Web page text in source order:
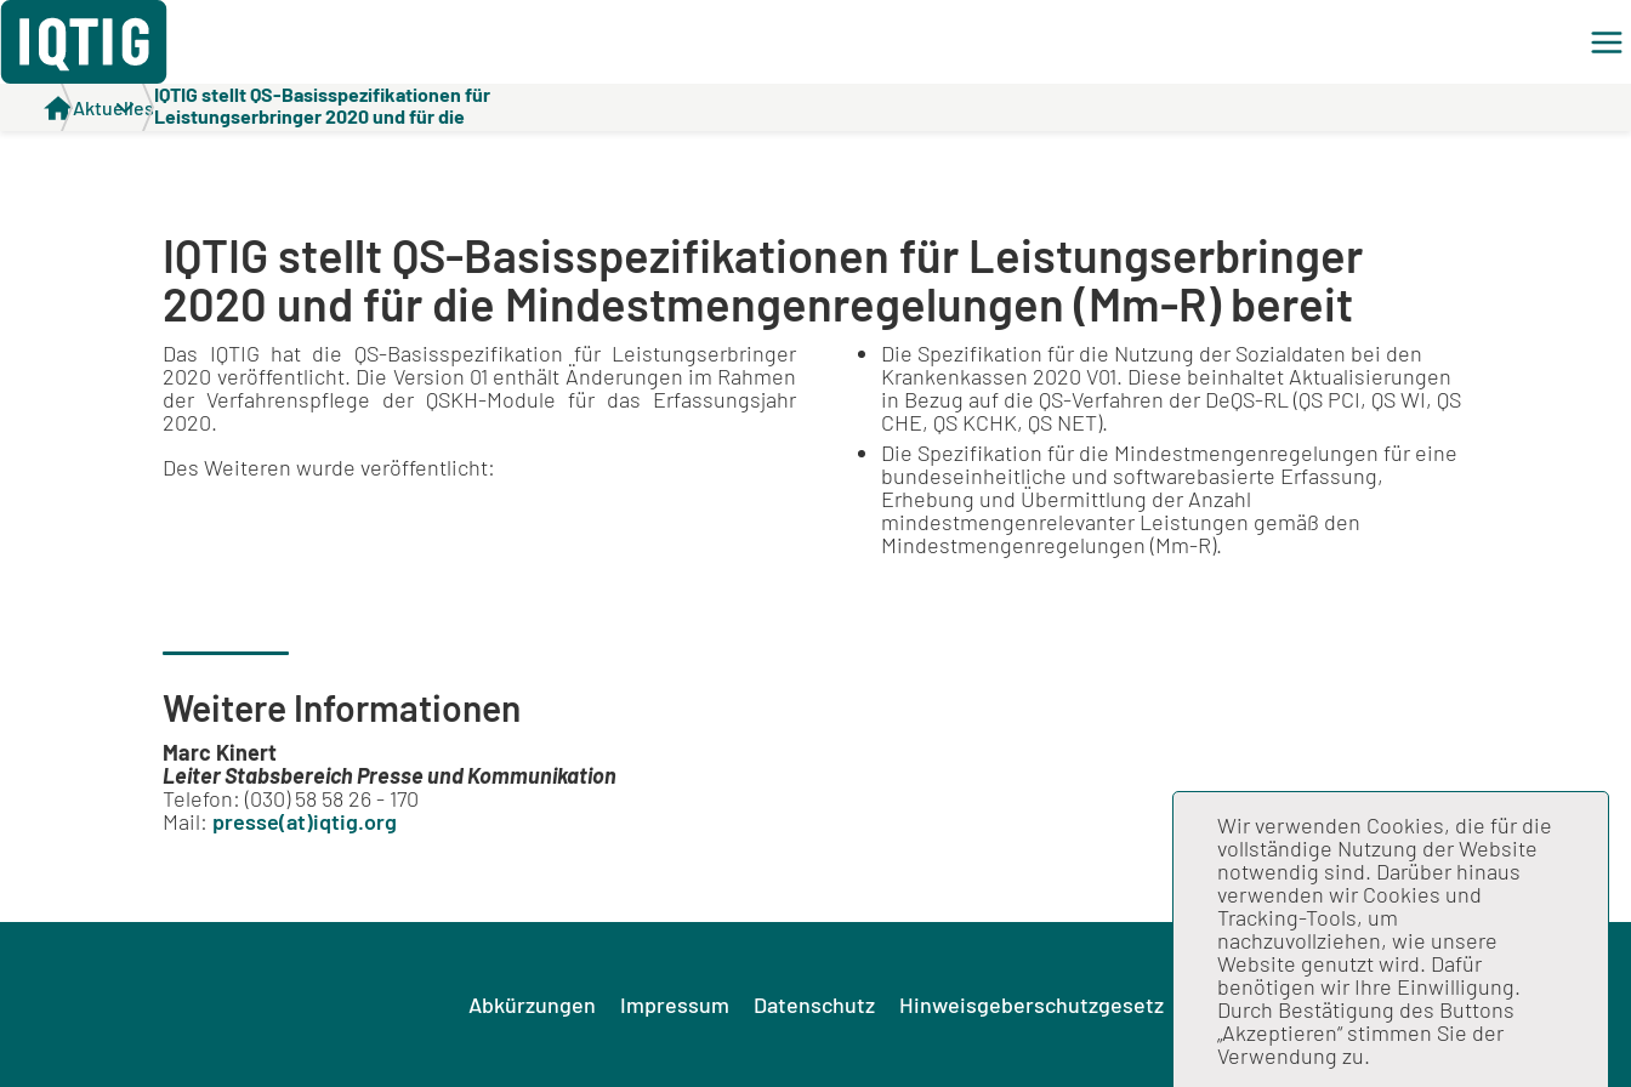
Aktuelles
IQTIG stellt QS-Basisspezifikationen für
Leistungserbringer 2020 und für die
IQTIG stellt QS-Basisspezifikationen für Leistungserbringer
2020 und für die Mindestmengenregelungen (Mm-R) bereit
Das IQTIG hat die QS-Basisspezifikation für Leistungserbringer
2020 veröffentlicht. Die Version 01 enthält Änderungen im Rahmen
der Verfahrenspflege der QSKH-Module für das Erfassungsjahr
2020.
Des Weiteren wurde veröffentlicht:
Die Spezifikation für die Nutzung der Sozialdaten bei den
Krankenkassen 2020 V01. Diese beinhaltet Aktualisierungen
in Bezug auf die QS-Verfahren der DeQS-RL (QS PCI, QS WI, QS
CHE, QS KCHK, QS NET).
Die Spezifikation für die Mindestmengenregelungen für eine
bundeseinheitliche und softwarebasierte Erfassung,
Erhebung und Übermittlung der Anzahl
mindestmengenrelevanter Leistungen gemäß den
Mindestmengenregelungen (Mm-R).
Weitere Informationen
Marc Kinert
Leiter Stabsbereich Presse und Kommunikation
Telefon: (030) 58 58 26 - 170
Mail: presse(at)iqtig.org
Wir verwenden Cookies, die für die
vollständige Nutzung der Website
notwendig sind. Darüber hinaus
verwenden wir Cookies und
Tracking-Tools, um
nachzuvollziehen, wie unsere
Website genutzt wird. Dafür
benötigen wir Ihre Einwilligung.
Durch Bestätigung des Buttons
„Akzeptieren“ stimmen Sie der
Verwendung zu.
Abkürzungen Impressum Datenschutz Hinweisgeberschutzgesetz